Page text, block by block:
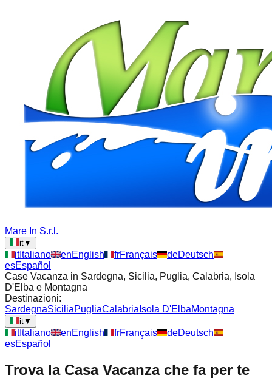
Mare In S.r.l.
it▼
itItaliano enEnglish frFrançais deDeutsch
esEspañol
Case Vacanza in Sardegna, Sicilia, Puglia, Calabria, Isola
D'Elba e Montagna
Destinazioni:
SardegnaSiciliaPugliaCalabria Isola D'ElbaMontagna
it▼
itItaliano enEnglish frFrançais deDeutsch
esEspañol
Trova la Casa Vacanza che fa per te